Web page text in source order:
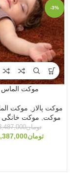
-3%
موکت الماس
موکت پالاز
موکت
موکت
موکت خانگی
تومان
تومان